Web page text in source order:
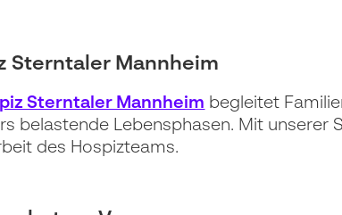
Sterntaler Mannheim
Sterntaler Mannheim begleitet
belastende Lebensphasen. Mit unserer
des Hospizteams.